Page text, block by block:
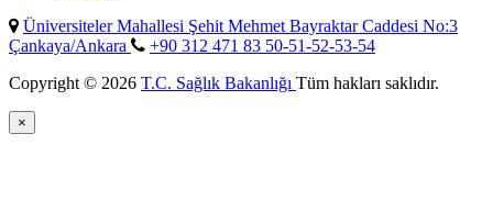
Üniversiteler Mahallesi Şehit Mehmet Bayraktar Caddesi No:3
Çankaya/Ankara
+90 312 471 83 50-51-52-53-54
Copyright © 2026 T.C. Sağlık Bakanlığı Tüm hakları saklıdır.
×